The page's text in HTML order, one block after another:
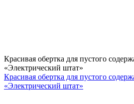
Красивая обертка для пустого
«Электрический штат»
Красивая обертка для пустого
«Электрический штат»